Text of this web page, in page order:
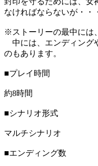
なければならないが・・
※ストーリーの最中には
中には、エンディング
のもあります。
■プレイ時間
約8時間
■シナリオ形式
マルチシナリオ
■エンディング数